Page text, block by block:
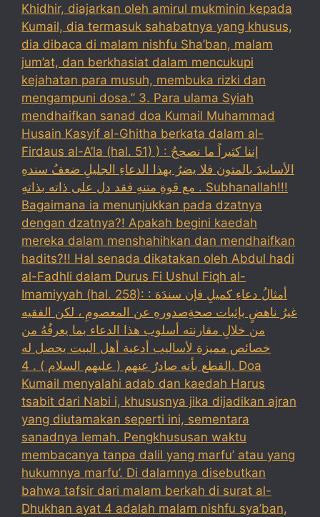
Khidhir, diajarkan oleh amirul mukminin kepada
Kumail, dia termasuk sahabatnya yang khusus,
dia dibaca di malam nishfu Sha’ban, malam
jum’at, dan berkhasiat dalam mencukupi
kejahatan para musuh, membuka rizki dan
mengampuni dosa.” 3. Para ulama Syiah
mendhaifkan sanad doa Kumail Muhammad
Husain Kasyif al-Ghitha berkata dalam al-
Firdaus al-A’la (hal. 51) ) : إننا كثيراً ما نصححُ
الأسانيدَ بالمتون فلا يضرُ بهذا الدعاءِ الجليلِ ضعفُ سندهِ
مع قوةِ متنهِ فقد دل على ذاته بذاتهِ . Subhanallah!!!
Bagaimana ia menunjukkan pada dzatnya
dengan dzatnya?! Apakah begini kaedah
mereka dalam menshahihkan dan mendhaifkan
hadits?!! Hal senada dikatakan oleh Abdul hadi
al-Fadhli dalam Durus Fi Ushul Fiqh al-
Imamiyyah (hal. 258): : أمثالُ دعاءِ كميلِ فإن سندَهَ
غيرُ ناهضٍ بإثبات صحةِصدورهِ عن المعصومِ ، لكن الفقيه
من خلالِ مقارنته أسلوب هذا الدعاء بما يعرفُهُ من
خصائص مميزة لأساليب أدعية أهل البيت يحصل له
القطع بأنه صادرٌ عنهم ( عليهم السلام ) . 4. Doa
Kumail menyalahi adab dan kaedah Harus
tsabit dari Nabi i, khususnya jika dijadikan ajran
yang diutamakan seperti ini, sementara
sanadnya lemah. Pengkhususan waktu
membacanya tanpa dalil yang marfu’ atau yang
hukumnya marfu’. Di dalamnya disebutkan
bahwa tafsir dari malam berkah di surat al-
Dhukhan ayat 4 adalah malam nishfu sya’ban,